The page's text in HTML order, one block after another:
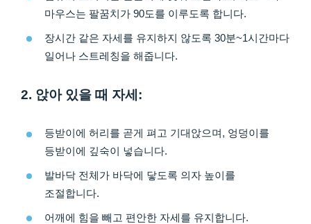
마우스는 팔꿈치가 90도를 이루도록 합니다.
장시간 같은 자세를 유지하지 않도록 30분~1시간마다
일어나 스트레칭을 해줍니다.
2. 앉아 있을 때 자세:
등받이에 허리를 곧게 펴고 기대앉으며, 엉덩이를
등받이에 깊숙이 넣습니다.
발바닥 전체가 바닥에 닿도록 의자 높이를
조절합니다.
어깨에 힘을 빼고 편안한 자세를 유지합니다.